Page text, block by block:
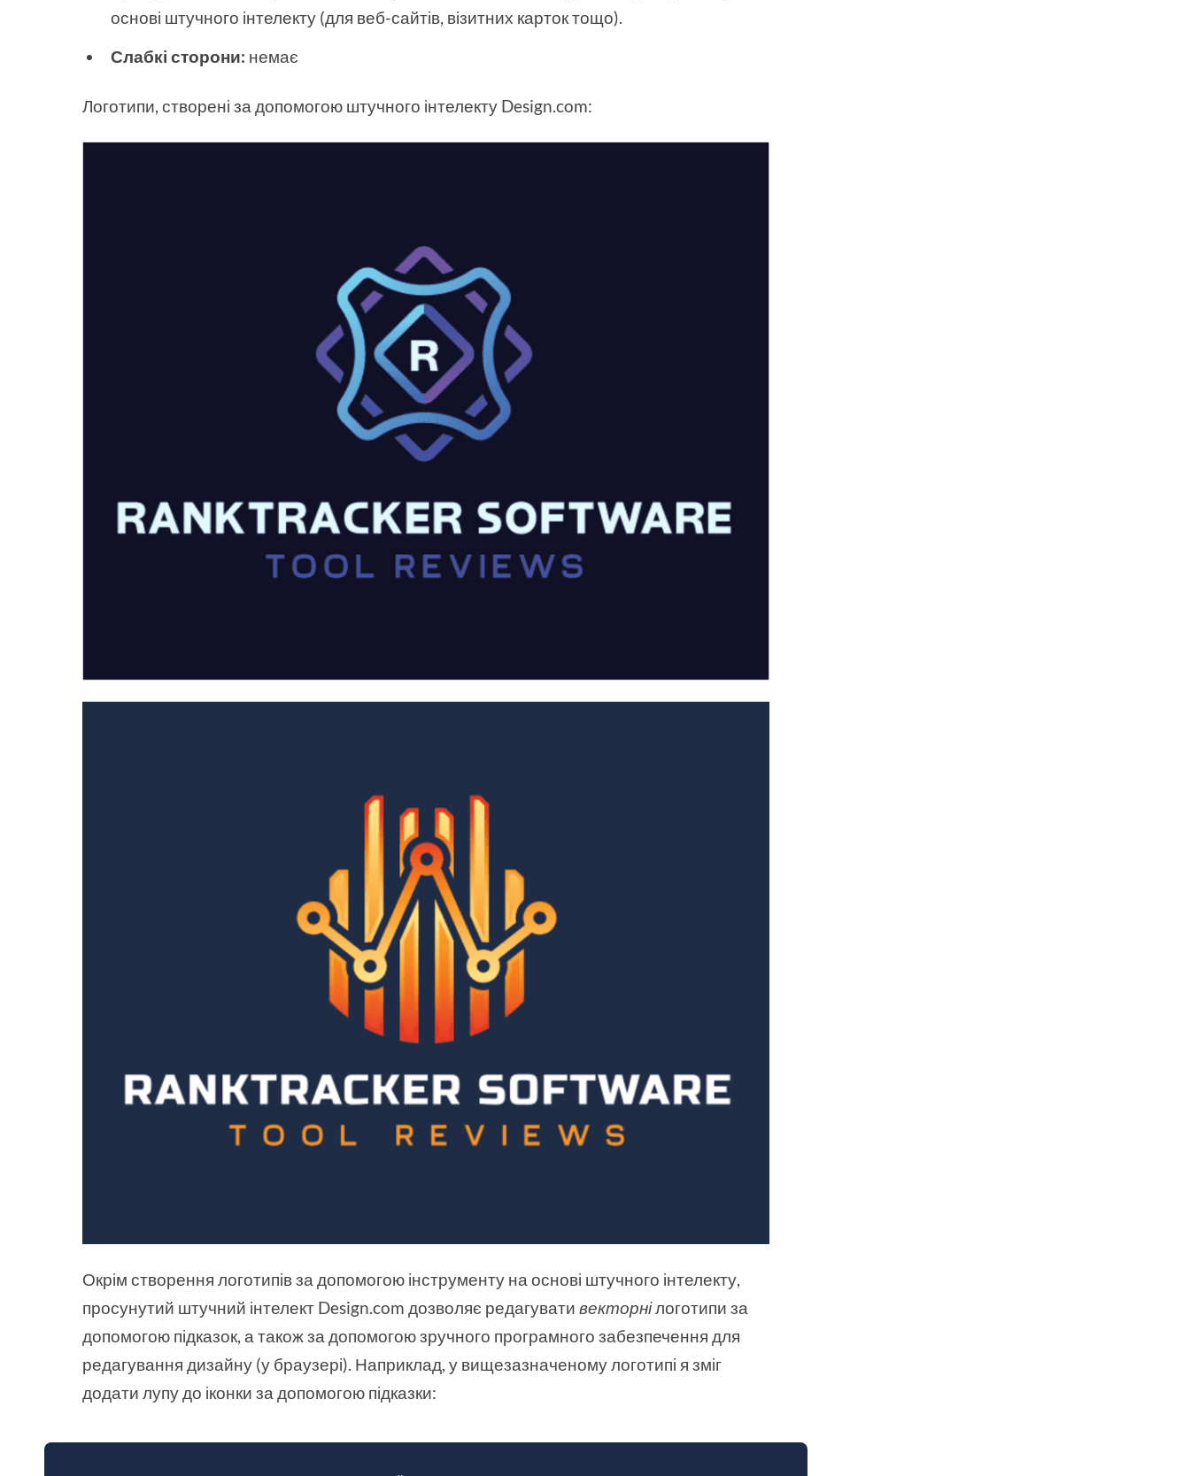
основі штучного інтелекту (для веб-сайтів, візитних карток тощо).
Слабкі сторони: немає
Логотипи, створені за допомогою штучного інтелекту Design.com:
Окрім створення логотипів за допомогою інструменту на основі штучного інтелекту,
просунутий штучний інтелект Design.com дозволяє редагувативекторнілоготипи за
допомогою підказок, а також за допомогою зручного програмного забезпечення для
редагування дизайну (у браузері). Наприклад, у вищезазначеному логотипі я зміг
додати лупу до іконки за допомогою підказки: